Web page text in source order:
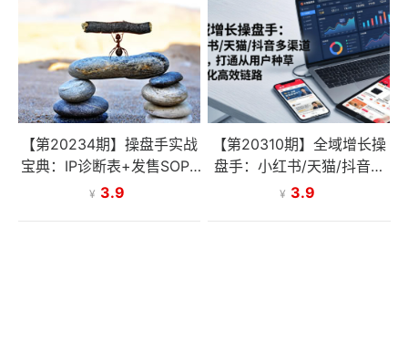
【第20234期】操盘手实战
宝典：IP诊断表+发售SOP+
AI提示词库，配套工具包直
¥ 3.9
【第20310期】全域增长操
盘手：小红书/天猫/抖音多
渠道协同，打通从用户种草
¥ 3.9